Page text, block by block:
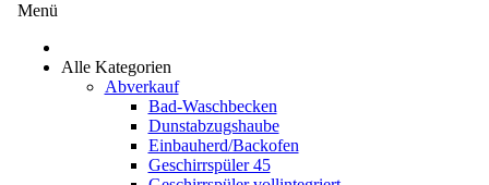
Menü
Alle Kategorien
Abverkauf
Bad-Waschbecken
Dunstabzugshaube
Einbauherd/Backofen
Geschirrspüler 45